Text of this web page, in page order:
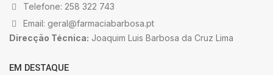
Telefone: 258 322 743
Email: geral@farmaciabarbosa.pt
Direcção Técnica: Joaquim Luis Barbosa da Cruz Lima
EM DESTAQUE